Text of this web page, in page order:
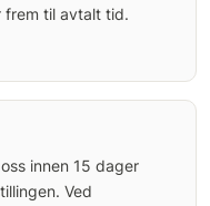
frem til avtalt tid.
innen 15 dager
Ved